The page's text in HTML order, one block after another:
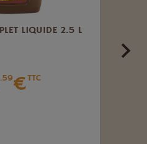
LIQUIDE 2.5 L
.59€TTC